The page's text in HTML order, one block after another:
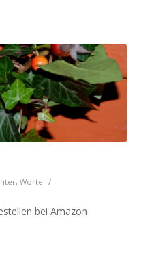
, Worte /
bei Amazon